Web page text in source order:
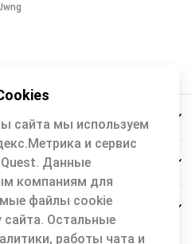
сайта мы используем
и сервис
Данные
компаниям для
файлы cookie
сайта. Остальные
работы чата и